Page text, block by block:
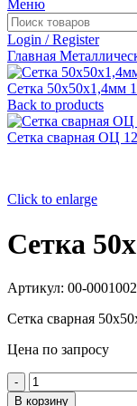
Меню
Login / Register
Главная
Сетка 50х50х1,4мм
Back to products
Сетка сварная ОЦ
Click to enlarge
Сетка
Артикул: 00-
Сетка сварная
Цена по запросу
Количество
товара
В корзину